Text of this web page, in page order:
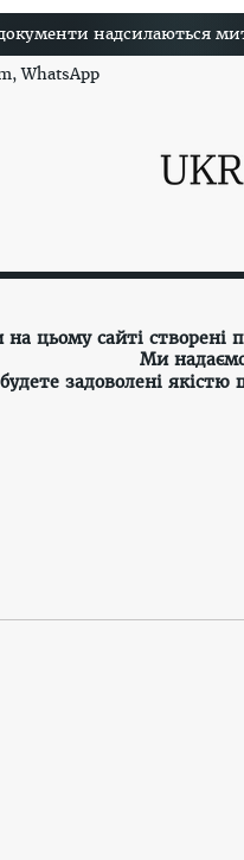
надсилаються
WhatsApp
на цьому сайті
Ми
задоволені